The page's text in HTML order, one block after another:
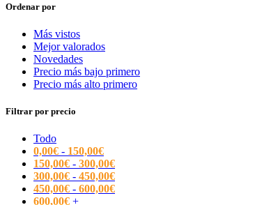
Ordenar por
Más vistos
Mejor valorados
Novedades
Precio más bajo primero
Precio más alto primero
Filtrar por precio
Todo
0,00€ - 150,00€
150,00€ - 300,00€
300,00€ - 450,00€
450,00€ - 600,00€
600,00€ +